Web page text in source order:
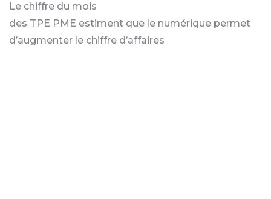
Le chiffre du mois
des TPE PME estiment que le numérique permet
d’augmenter le chiffre d’affaires